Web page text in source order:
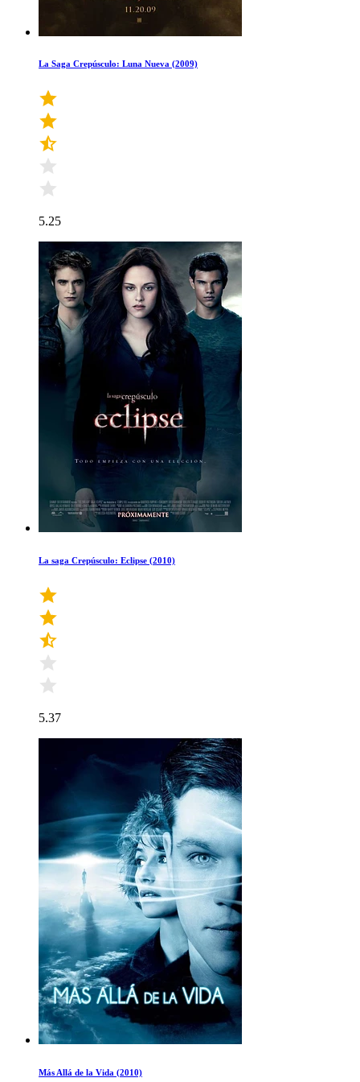
La Saga Crepúsculo: Luna Nueva (2009)
5.25
La saga Crepúsculo: Eclipse (2010)
5.37
Más Allá de la Vida (2010)